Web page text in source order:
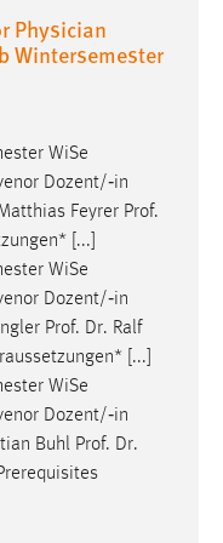
Physician
Wintersemester
WiSe
Dozent/‐in
Feyrer Prof.
[...]
WiSe
Dozent/‐in
Prof. Dr. Ralf
[...]
WiSe
Dozent/‐in
Buhl Prof. Dr.